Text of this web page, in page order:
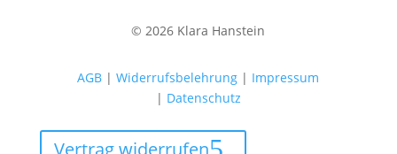
© 2026 Klara Hanstein
AGB |Widerrufsbelehrung | Impressum
| Datenschutz
Vertrag widerrufen